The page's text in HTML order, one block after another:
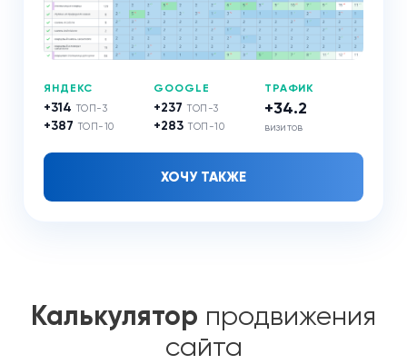
ЯНДЕКС
+314 ТОП-3
+387 ТОП-10
GOOGLE
+237 ТОП-3
+283 ТОП-10
ТРАФИК
+34.2
визитов
ХОЧУ ТАКЖЕ
Калькулятор продвижения
сайта